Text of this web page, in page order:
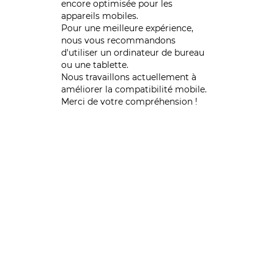
encore optimisée pour les
appareils mobiles.
Pour une meilleure expérience,
nous vous recommandons
d'utiliser un ordinateur de bureau
ou une tablette.
Nous travaillons actuellement à
améliorer la compatibilité mobile.
Merci de votre compréhension !